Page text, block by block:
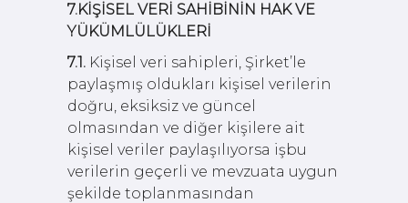
7.KİŞİSEL VERİ SAHİBİNİN HAK VE
YÜKÜMLÜLÜKLERİ
7.1. Kişisel veri sahipleri, Şirket’le
paylaşmış oldukları kişisel verilerin
doğru, eksiksiz ve güncel
olmasından ve diğer kişilere ait
kişisel veriler paylaşılıyorsa işbu
verilerin geçerli ve mevzuata uygun
şekilde toplanmasından